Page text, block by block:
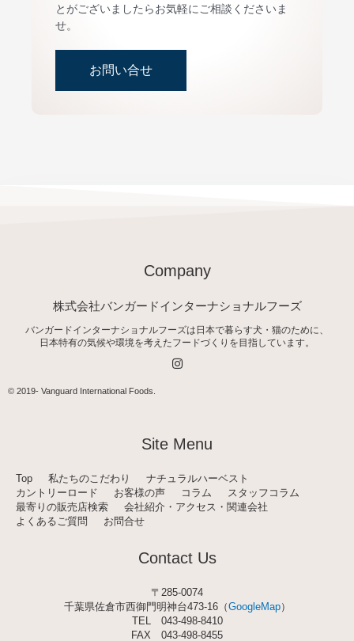
とがございましたらお気軽にご相談くださいま
せ。
お問い合せ
Company
株式会社バンガードインターナショナルフーズ
バンガードインターナショナルフーズは日本で暮らす犬・猫のために、
日本特有の気候や環境を考えたフードづくりを目指しています。
I
n
a
m
© 2019- Vanguard International Foods
Site Menu
Top 私たちのこだわり
ナチュラルハーベスト
カントリーロード
お客様の声 コラム
スタッフコラム
最寄りの販売店検索
会社紹介・アクセス・関連会社
よくあるご質問
お問合せ
Contact Us
〒285-0074
千葉県佐倉市西御門明神台473-16（GoogleMap）
TEL 043-498-8410
FAX 043-498-8455